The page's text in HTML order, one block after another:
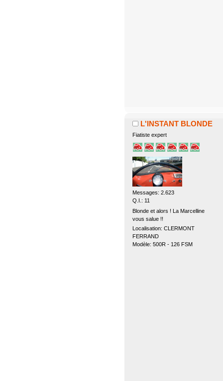
L'INSTANT BLONDE
Fiatiste expert
Messages: 2.623
Q.I.: 11
Blonde et alors ! La Marcelline
vous salue !!
Localisation: CLERMONT
FERRAND
Modèle: 500R - 126 FSM